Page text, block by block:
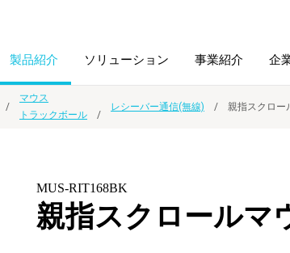
製品紹介
ノート・紙製品
ソリューション
学校ソリューショ
事業紹介 企
マウス
トラックボール
レシーバー通信(無線) 親指スクロー
MUS-RIT168BK
親指スクロールマ